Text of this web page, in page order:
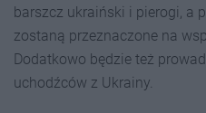
barszcz ukraiński i pierogi, a
zostaną przeznaczone na
Dodatkowo będzie też
uchodźców z Ukrainy.